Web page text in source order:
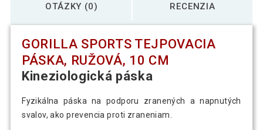
OTÁZKY (0) RECENZIA
GORILLA SPORTS TEJPOVACIA
PÁSKA, RUŽOVÁ, 10 CM
Kineziologická páska
Fyzikálna páska na podporu zranených a napnutých
svalov, ako prevencia proti zraneniam.